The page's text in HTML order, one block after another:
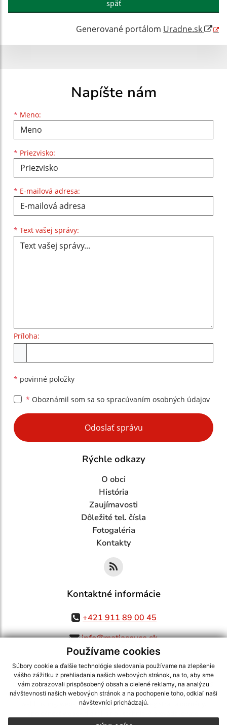
Používame cookies
Súbory cookie a ďalšie technológie sledovania používame na zlepšenie
vášho zážitku z prehliadania našich webových stránok, na to, aby sme
vám zobrazovali prispôsobený obsah a cielené reklamy, na analýzu
návštevnosti našich webových stránok a na pochopenie toho, odkiaľ naši
návštevníci prichádzajú.
späť
Generované portálom Uradne.sk
Napíšte nám
* Meno:
Meno
* Priezvisko:
Priezvisko
* E-mailová adresa:
E-mailová adresa
* Text vašej správy:
Príloha:
* povinné položky
* Oboznámil som sa so spracúvaním osobných údajov
Google reCaptcha Response
Odoslať správu
Rýchle odkazy
O obci
História
Zaujímavosti
Dôležité tel. čísla
Fotogaléria
Kontakty
Kontaktné informácie
+421 911 89 00 45
info@matiasovce.sk
využite možnosť získavania aktuálnych informácií s využitím RSS
CMS systém (redakčný) systém ECHELON 2,Mapa stránok,web portál
webex.digital, s.r.o.,domény,registrácia domény